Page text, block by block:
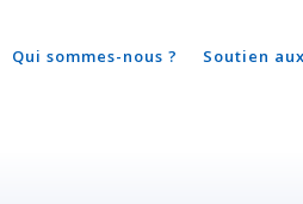
Qui sommes-nous ? Soutien